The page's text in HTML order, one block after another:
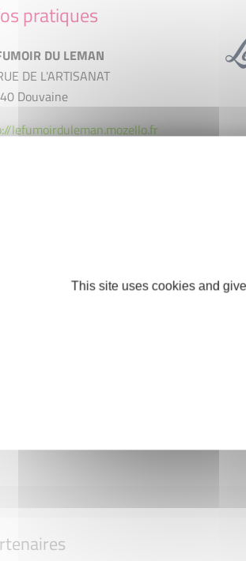
pratiques
DU LEMAN
DE L'ARTISANAT
Douvaine
lefumoirduleman.mozello.fr
This site uses cookies and